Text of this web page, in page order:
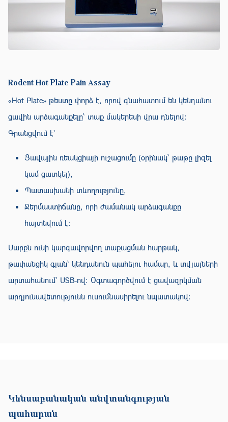
Rodent Hot Plate Pain Assay
«Hot Plate» թեստը փորձ է, որով գնահատում են կենդանու
ցավին արձագանքելը՝ տաք մակերեսի վրա դնելով։
Գրանցվում է՝
Ցավային ռեակցիայի ուշացումը (օրինակ՝ թաթը լիզել
կամ ցատկել),
Պատասխանի տևողությունը,
Ջերմաստիճանը, որի ժամանակ արձագանքը
հայտնվում է։
Սարքն ունի կարգավորվող տաքացման հարթակ,
թափանցիկ գլան՝ կենդանուն պահելու համար, և տվյալների
արտահանում՝ USB-ով։ Օգտագործվում է ցավազրկման
արդյունավետությունն ուսումնասիրելու նպատակով։
Կենսաբանական անվտանգության
պահարան